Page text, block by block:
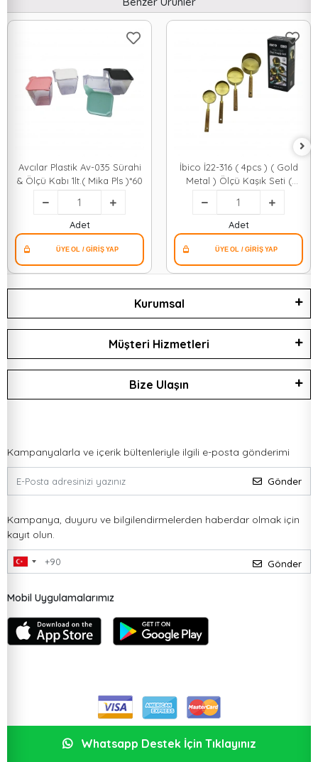
Avcılar Plastik Av-035 Sürahi
& Ölçü Kabı 1lt.( Mika Pls )*60
Adet
İbico İ22-316 ( 4pcs ) ( Gold
Metal ) Ölçü Kaşık Seti (
Otantik Ağaç Kulp ) ( 250ml
& 125ml & 80ml & 60ml )*48
Adet
Kurumsal
Müşteri Hizmetleri
Bize Ulaşın
Kampanyalarla ve içerik bültenleriyle ilgili e-posta gönderimi
Gönder
Kampanya, duyuru ve bilgilendirmelerden haberdar olmak için
kayıt olun.
Gönder
Mobil Uygulamalarımız
Whatsapp Destek İçin Tıklayınız